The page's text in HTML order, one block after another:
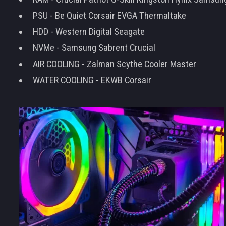
PSU - Be Quiet Corsair EVGA Thermaltake
HDD - Western Digital Seagate
NVMe - Samsung Sabrent Crucial
AIR COOLING - Zalman Scythe Cooler Master
WATER COOLING - EKWB Corsair